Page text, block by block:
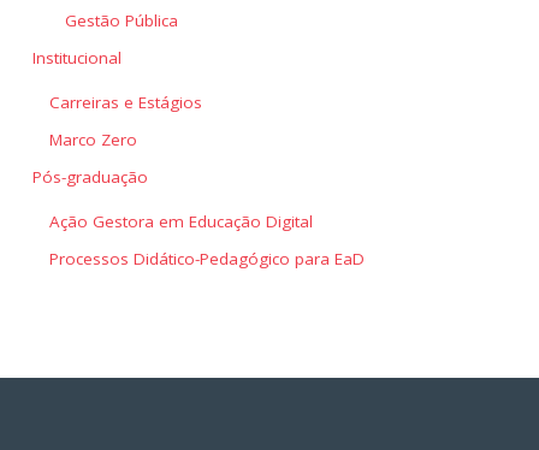
Gestão Pública
Institucional
Carreiras e Estágios
Marco Zero
Pós-graduação
Ação Gestora em Educação Digital
Processos Didático-Pedagógico para EaD